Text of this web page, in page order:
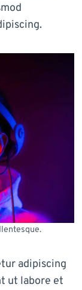
adipiscing
ut labore et